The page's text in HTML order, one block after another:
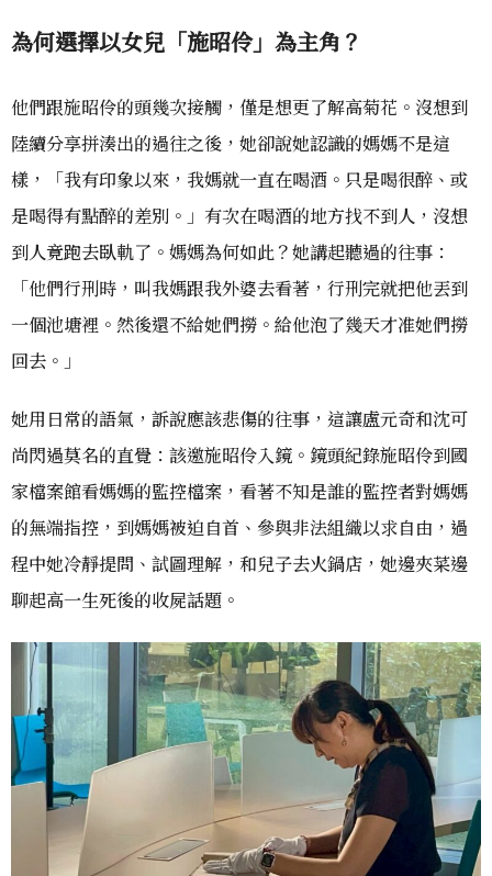
為何選擇以女兒「施昭伶」為主角？
他們跟施昭伶的頭幾次接觸，僅是想更了解高菊花。沒想到
陸續分享拼湊出的過往之後，她卻說她認識的媽媽不是這
樣，「我有印象以來，我媽就一直在喝酒。只是喝很醉、或
是喝得有點醉的差別。」有次在喝酒的地方找不到人，沒想
到人竟跑去臥軌了。媽媽為何如此？她講起聽過的往事：
「他們行刑時，叫我媽跟我外婆去看著，行刑完就把他丟到
一個池塘裡。然後還不給她們撈。給他泡了幾天才准她們撈
回去。」
她用日常的語氣，訴說應該悲傷的往事，這讓盧元奇和沈可
尚閃過莫名的直覺：該邀施昭伶入鏡。鏡頭紀錄施昭伶到國
家檔案館看媽媽的監控檔案，看著不知是誰的監控者對媽媽
的無端指控，到媽媽被迫自首、參與非法組織以求自由，過
程中她冷靜提問、試圖理解，和兒子去火鍋店，她邊夾菜邊
聊起高一生死後的收屍話題。